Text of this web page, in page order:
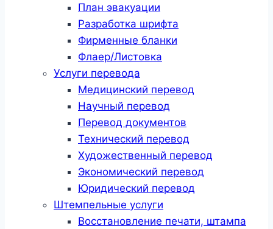
План эвакуации
Разработка шрифта
Фирменные бланки
Флаер/Листовка
Услуги перевода
Медицинский перевод
Научный перевод
Перевод документов
Технический перевод
Художественный перевод
Экономический перевод
Юридический перевод
Штемпельные услуги
Восстановление печати, штампа